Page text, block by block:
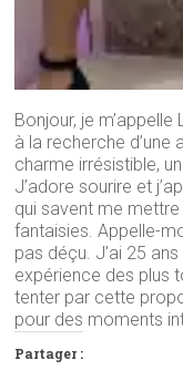
Bonjour, je
à la recherche d’une
charme irrésistible,
J’adore sourire et
qui savent me mettre
fantaisies. Appelle-
pas déçu. J’ai 25
expérience des plus
tenter par cette
pour des moments
Partager :